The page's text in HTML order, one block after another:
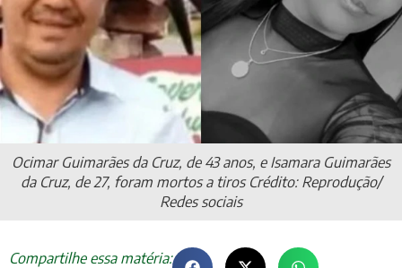
Ocimar Guimarães da Cruz, de 43 anos, e Isamara Guimarães
da Cruz, de 27, foram mortos a tiros Crédito: Reprodução/
Redes sociais
Compartilhe essa matéria: